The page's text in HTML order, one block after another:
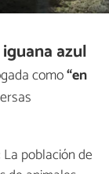
azul
como“en
La población de